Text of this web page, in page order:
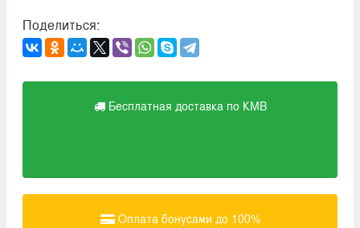
Поделиться:
Бесплатная доставка по КМВ
Оплата бонусами до 100%